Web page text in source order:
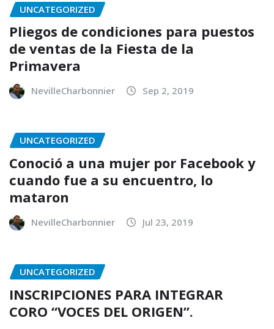
UNCATEGORIZED
Pliegos de condiciones para puestos
de ventas de la Fiesta de la
Primavera
NevilleCharbonnier Sep 2, 2019
UNCATEGORIZED
Conoció a una mujer por Facebook y
cuando fue a su encuentro, lo
mataron
NevilleCharbonnier Jul 23, 2019
UNCATEGORIZED
INSCRIPCIONES PARA INTEGRAR
CORO “VOCES DEL ORIGEN”.